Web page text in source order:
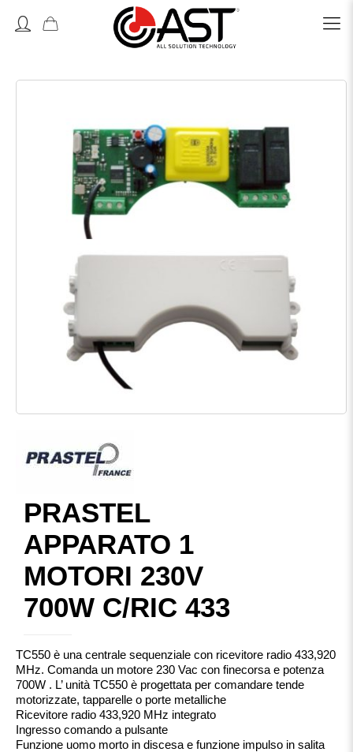
Accedi o Registrati
PRASTEL
APPARATO 1
MOTORI 230V
700W C/RIC 433
TC550 è una centrale sequenziale con ricevitore radio 433,920
MHz. Comanda un motore 230 Vac con finecorsa e potenza
700W . L’ unità TC550 è progettata per comandare tende
motorizzate, tapparelle o porte metalliche
Ricevitore radio 433,920 MHz integrato
Ingresso comando a pulsante
Funzione uomo morto in discesa e funzione impulso in salita